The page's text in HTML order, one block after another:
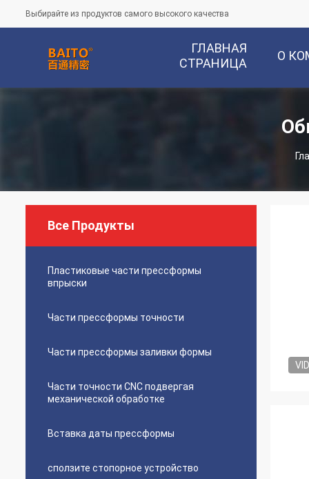
Выбирайте из продуктов самого высокого качества
ГЛАВНАЯ
СТРАНИЦА
О
Все Продукты
Пластиковые части прессформы
впрыски
Части прессформы точности
Части прессформы заливки формы
Части точности CNC подвергая
механической обработке
Вставка даты прессформы
сползите стопорное устройство